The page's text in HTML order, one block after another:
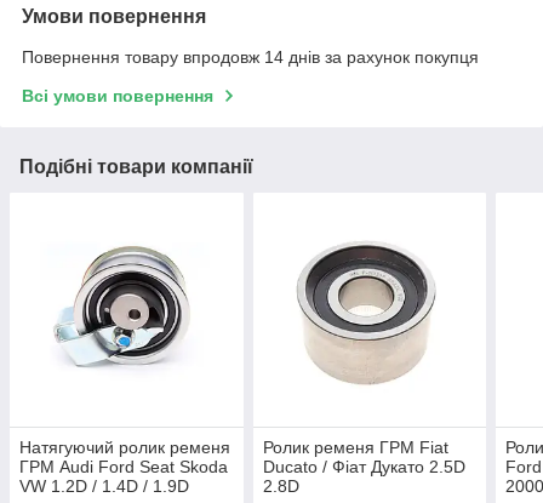
Умови повернення
Повернення товару впродовж 14 днів за рахунок покупця
Всі умови повернення
Подібні товари компанії
Натягуючий ролик ременя
ГРМ Audi Ford Seat Skoda
VW 1.2D / 1.4D / 1.9D
Ролик ременя ГРМ Fiat
Ducato / Фіат Дукато 2.5D
2.8D